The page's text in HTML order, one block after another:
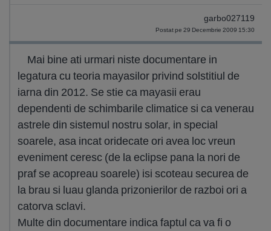
garbo027119
Postat pe 29 Decembrie 2009 15:30
Mai bine ati urmari niste documentare in
legatura cu teoria mayasilor privind solstitiul de
iarna din 2012. Se stie ca mayasii erau
dependenti de schimbarile climatice si ca venerau
astrele din sistemul nostru solar, in special
soarele, asa incat oridecate ori avea loc vreun
eveniment ceresc (de la eclipse pana la nori de
praf se acopreau soarele) isi scoteau securea de
la brau si luau glanda prizonierilor de razboi ori a
catorva sclavi.
Multe din documentare indica faptul ca va fi o